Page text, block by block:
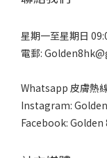
星期一至星期日
電郵:
Whatsapp 皮膚熱
Instagram:
Facebook: Golden